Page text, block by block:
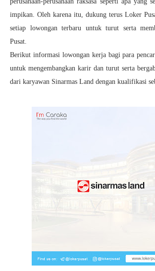
impikan. Oleh karena itu, dukung terus Loker
setiap lowongan terbaru untuk turut serta
Pusat.
Berikut informasi lowongan kerja bagi para
untuk mengembangkan karir dan turut serta
dari karyawan Sinarmas Land dengan kualifikasi